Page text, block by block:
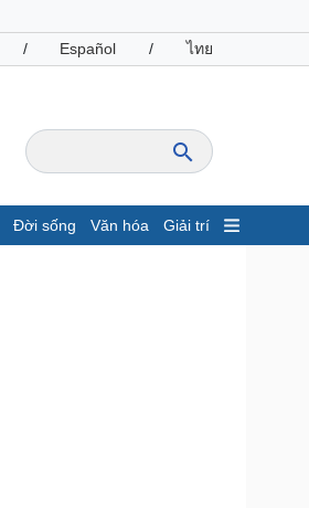
/ Español / ไทย
Đời sống Văn hóa Giải trí